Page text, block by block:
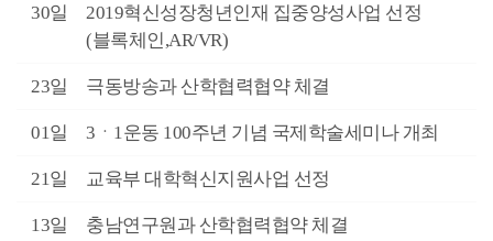
30일
2019혁신성장청년인재 집중양성사업 선정
(블록체인,AR/VR)
23일 극동방송과 산학협력협약 체결
01일 3ㆍ1운동 100주년 기념 국제학술세미나 개최
21일 교육부 대학혁신지원사업 선정
13일 충남연구원과 산학협력협약 체결